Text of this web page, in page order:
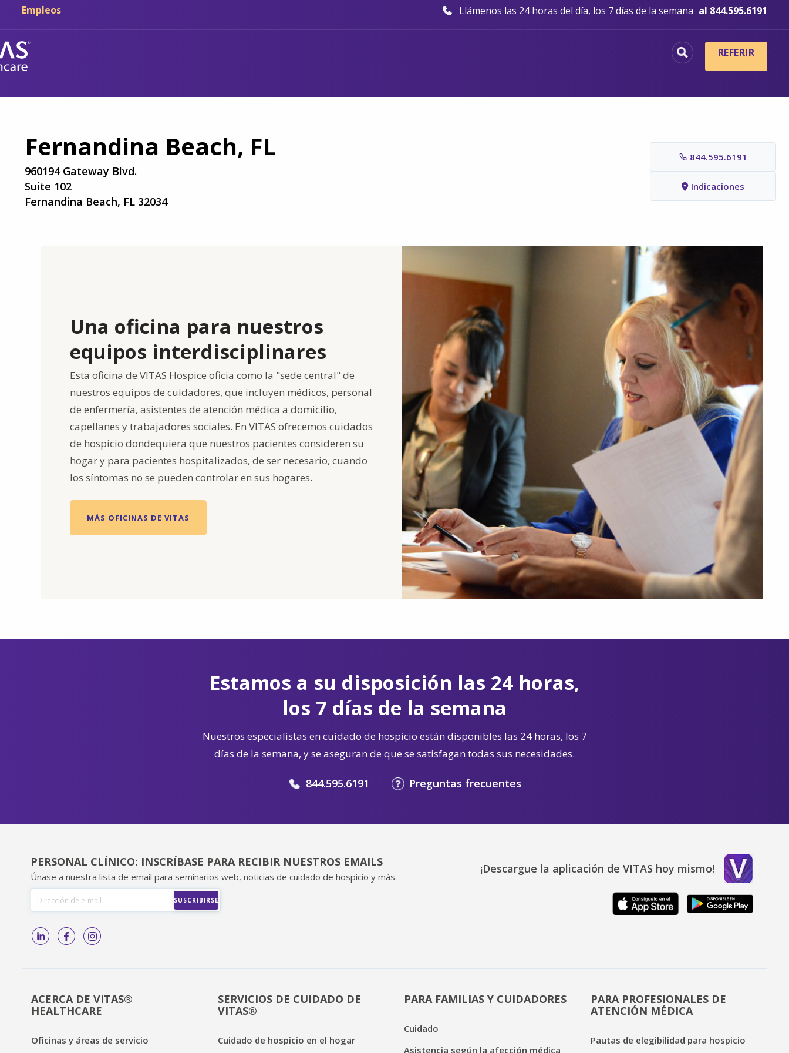
Ir al contenido principal
Ir a navegación
Empleos Llámenos las 24 horas del día, los 7 días de la semana al 844.595.6191
REFERIR
Fernandina Beach, FL
960194 Gateway Blvd.
Suite 102
Fernandina Beach, FL 32034
844.595.6191
Indicaciones
Una oficina para nuestros
equipos interdisciplinares
Esta oficina de VITAS Hospice oficia como la "sede central" de
nuestros equipos de cuidadores, que incluyen médicos, personal
de enfermería, asistentes de atención médica a domicilio,
capellanes y trabajadores sociales. En VITAS ofrecemos cuidados
de hospicio dondequiera que nuestros pacientes consideren su
hogar y para pacientes hospitalizados, de ser necesario, cuando
los síntomas no se pueden controlar en sus hogares.
MÁS OFICINAS DE VITAS
Estamos a su disposición las 24 horas,
los 7 días de la semana
Nuestros especialistas en cuidado de hospicio están disponibles las 24 horas, los 7
días de la semana, y se aseguran de que se satisfagan todas sus necesidades.
844.595.6191 Preguntas frecuentes
PERSONAL CLÍNICO: INSCRÍBASE PARA RECIBIR NUESTROS EMAILS
Únase a nuestra lista de email para seminarios web, noticias de cuidado de hospicio y más.
¡Descargue la aplicación de VITAS hoy mismo!
ACERCA DE VITAS®
HEALTHCARE
Oficinas y áreas de servicio
SERVICIOS DE CUIDADO DE
VITAS®
Cuidado de hospicio en el hogar
PARA FAMILIAS Y CUIDADORES
Cuidado
Asistencia según la afección médica
PARA PROFESIONALES DE
ATENCIÓN MÉDICA
Pautas de elegibilidad para hospicio